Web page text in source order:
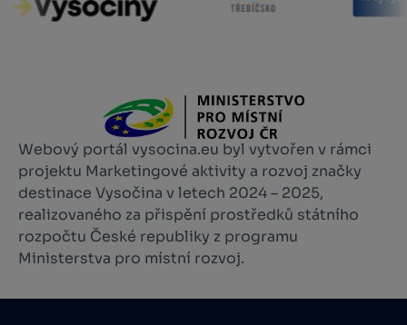
Webový portál vysocina.eu byl vytvořen v rámci
projektu Marketingové aktivity a rozvoj značky
destinace Vysočina v letech 2024 – 2025,
realizovaného za přispění prostředků státního
rozpočtu České republiky z programu
Ministerstva pro místní rozvoj.